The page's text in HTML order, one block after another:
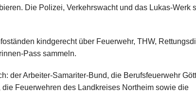
Die Polizei, Verkehrswacht und das Lukas-Werk
kindgerecht über Feuerwehr, THW,
Pass sammeln.
der Arbeiter-Samariter-Bund, die Berufsfeuerwehr
Feuerwehren des Landkreises Northeim sowie die